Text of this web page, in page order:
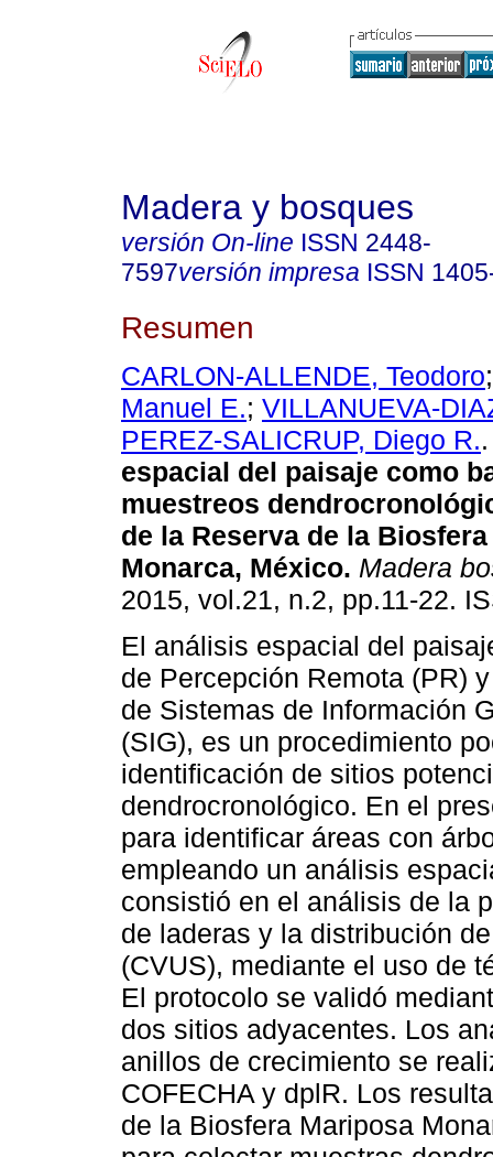
Madera y bosques
versión On-line ISSN 2448-
7597versión impresa ISSN
Resumen
CARLON-ALLENDE, Teodoro
Manuel E.; VILLANUEVA-
PEREZ-SALICRUP, Diego R..
espacial del paisaje como
muestreos
de la Reserva de la
Monarca, México. Madera
2015, vol.21, n.2, pp.11-22.
El análisis espacial del
de Percepción Remota (PR)
de Sistemas de Información
(SIG), es un procedimiento
identificación de sitios
dendrocronológico. En el
para identificar áreas con
empleando un análisis
consistió en el análisis de la
de laderas y la distribución
(CVUS), mediante el uso de
El protocolo se validó
dos sitios adyacentes. Los
anillos de crecimiento se
COFECHA y dplR. Los
de la Biosfera Mariposa